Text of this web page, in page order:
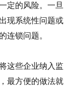
的风险。一旦
现系统性问题或
连锁问题。
这些企业纳入监
最方便的做法就